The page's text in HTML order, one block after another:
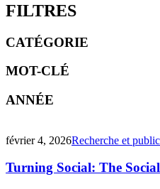
FILTRES
CATÉGORIE
MOT-CLÉ
ANNÉE
février 4, 2026Recherche et
Turning Social: The